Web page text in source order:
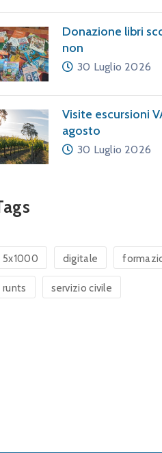
Donazione libri
non
30 Luglio 2026
Visite escursioni
agosto
30 Luglio 2026
5x1000 digitale
runts servizio civile